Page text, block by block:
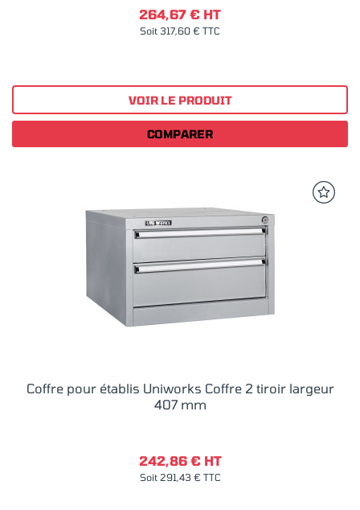
264,67 € HT
Soit 317,60 € TTC
VOIR LE PRODUIT
COMPARER
Coffre pour établis Uniworks Coffre 2 tiroir largeur
407 mm
242,86 € HT
Soit 291,43 € TTC